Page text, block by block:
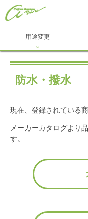
用途変更
防水・撥水
現在、登録されている
メーカーカタログより
す。